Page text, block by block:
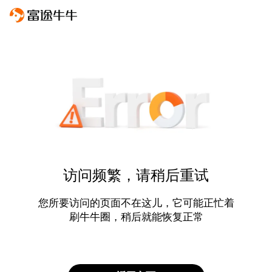
访问频繁，请稍后重试
您所要访问的页面不在这儿，它可能正忙着
刷牛牛圈，稍后就能恢复正常